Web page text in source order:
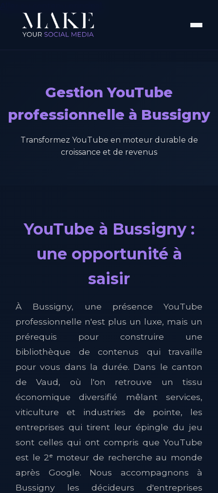
Gestion YouTube
professionnelle à Bussigny
Transformez YouTube en moteur durable de
croissance et de revenus
YouTube à Bussigny :
une opportunité à
saisir
À Bussigny, une présence YouTube
professionnelle n'est plus un luxe, mais un
prérequis pour construire une
bibliothèque de contenus qui travaille
pour vous dans la durée. Dans le canton
de Vaud, où l'on retrouve un tissu
économique diversifié mêlant services,
viticulture et industries de pointe, les
entreprises qui tirent leur épingle du jeu
sont celles qui ont compris que YouTube
est le 2ᵉ moteur de recherche au monde
après Google. Nous accompagnons à
Bussigny les décideurs d'entreprises